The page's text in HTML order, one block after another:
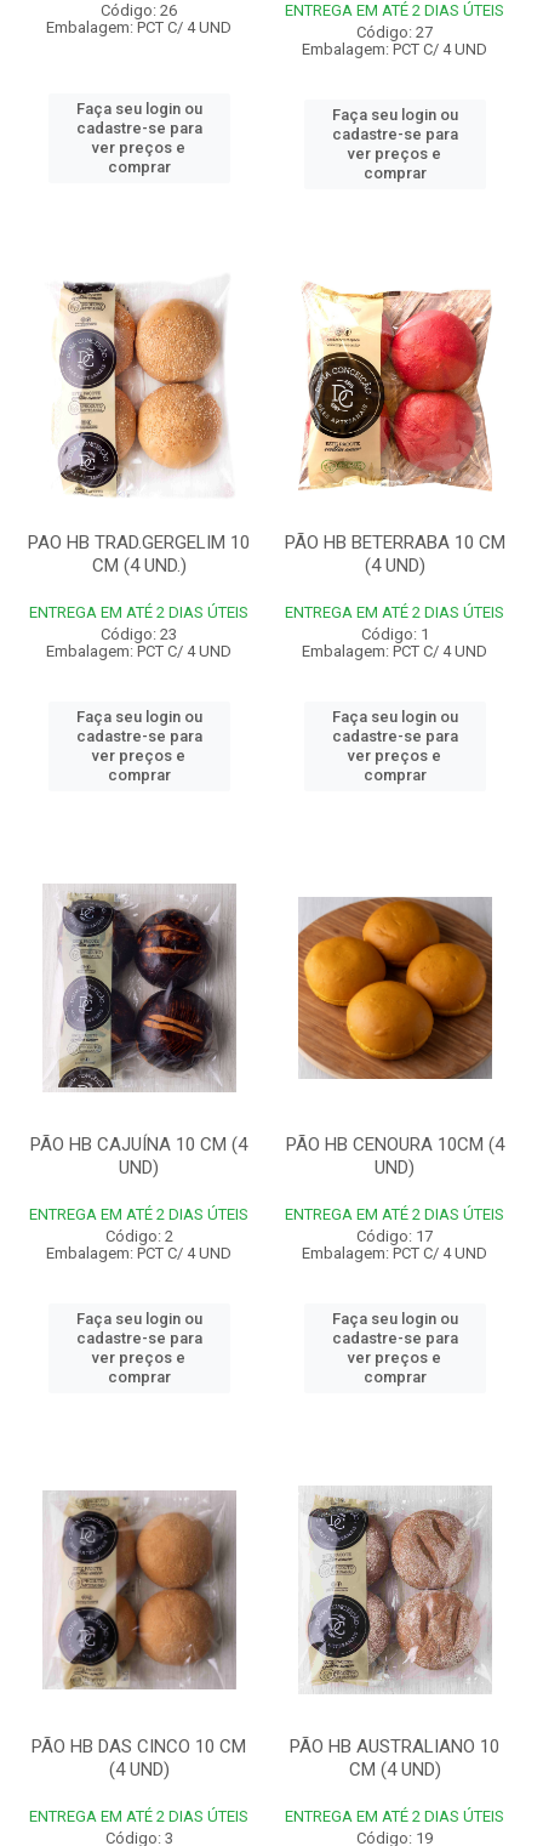
Código: 26
Embalagem: PCT C/ 4 UND
Faça seu login ou
cadastre-se para
ver preços e
comprar
ENTREGA EM ATÉ 2 DIAS ÚTEIS
Código: 27
Embalagem: PCT C/ 4 UND
Faça seu login ou
cadastre-se para
ver preços e
comprar
PAO HB TRAD.GERGELIM 10
CM (4 UND.)
ENTREGA EM ATÉ 2 DIAS ÚTEIS
Código: 23
Embalagem: PCT C/ 4 UND
Faça seu login ou
cadastre-se para
ver preços e
comprar
PÃO HB BETERRABA 10 CM
(4 UND)
ENTREGA EM ATÉ 2 DIAS ÚTEIS
Código: 1
Embalagem: PCT C/ 4 UND
Faça seu login ou
cadastre-se para
ver preços e
comprar
PÃO HB CAJUÍNA 10 CM (4
UND)
ENTREGA EM ATÉ 2 DIAS ÚTEIS
Código: 2
Embalagem: PCT C/ 4 UND
Faça seu login ou
cadastre-se para
ver preços e
comprar
PÃO HB CENOURA 10CM (4
UND)
ENTREGA EM ATÉ 2 DIAS ÚTEIS
Código: 17
Embalagem: PCT C/ 4 UND
Faça seu login ou
cadastre-se para
ver preços e
comprar
PÃO HB DAS CINCO 10 CM
(4 UND)
ENTREGA EM ATÉ 2 DIAS ÚTEIS
Código: 3
PÃO HB AUSTRALIANO 10
CM (4 UND)
ENTREGA EM ATÉ 2 DIAS ÚTEIS
Código: 19